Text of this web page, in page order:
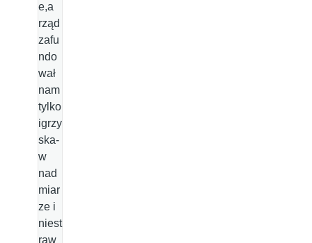
e,a
rząd
zafu
ndo
wał
nam
tylko
igrzy
ska-
w
nad
miar
ze i
niest
raw